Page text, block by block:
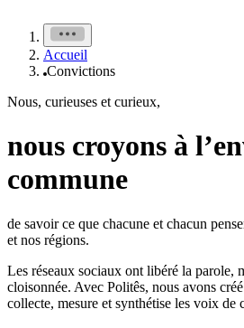
Accueil
Convictions
Nous, curieuses et curieux,
nous croyons à
commune
de savoir ce que chacune et chacun
et nos régions.
Les réseaux sociaux ont libéré la parole,
cloisonnée. Avec Politês, nous avons
collecte, mesure et synthétise les voix de